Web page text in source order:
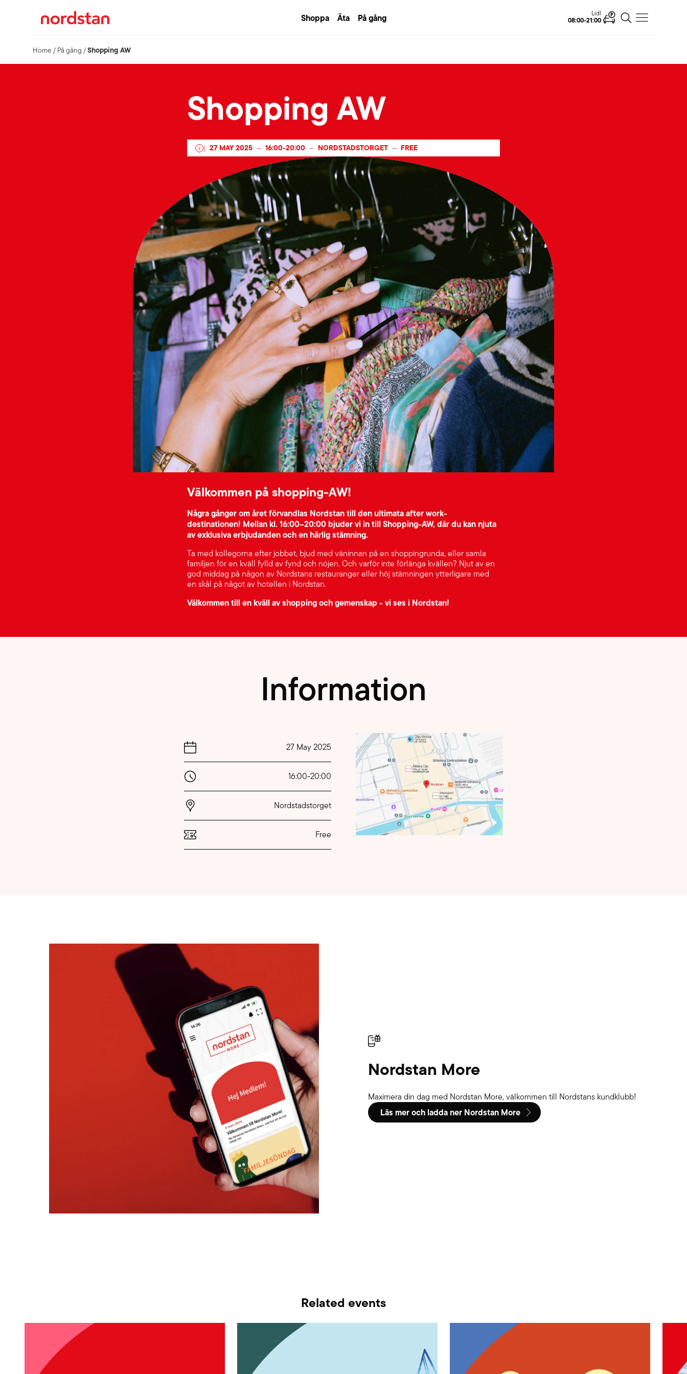
Shoppa Äta På gång Ahlsell
Open
Home / På gång /Shopping AW
Shopping AW
| 27 MAY 2025 — 16:00-20:00 — NORDSTADSTORGET — FREE
Välkommen på shopping-AW!
Några gånger om året förvandlas Nordstan till den ultimata after work-
destinationen! Mellan kl. 16:00–20:00 bjuder vi in till Shopping-AW, där du kan njuta
av exklusiva erbjudanden och en härlig stämning.
Ta med kollegorna efter jobbet, bjud med väninnan på en shoppingrunda, eller samla
familjen för en kväll fylld av fynd och nöjen. Och varför inte förlänga kvällen? Njut av en
god middag på någon av Nordstans restauranger eller höj stämningen ytterligare med
en skål på något av hotellen i Nordstan.
Välkommen till en kväll av shopping och gemenskap - vi ses i Nordstan!
Information
27 May 2025
16:00-20:00
Nordstadstorget
Free
Nordstan More
Maximera din dag med Nordstan More, välkommen till Nordstans kundklubb!
Läs mer och ladda ner Nordstan More
Related events